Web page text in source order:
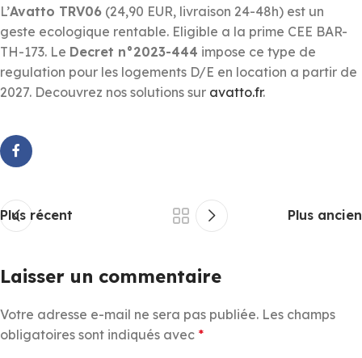
L’Avatto TRV06 (24,90 EUR, livraison 24-48h) est un
geste ecologique rentable. Eligible a la prime CEE BAR-
TH-173. Le Decret n°2023-444 impose ce type de
regulation pour les logements D/E en location a partir de
2027. Decouvrez nos solutions sur avatto.fr.
Plus récent Plus ancien
Laisser un commentaire
Votre adresse e-mail ne sera pas publiée. Les champs
obligatoires sont indiqués avec *